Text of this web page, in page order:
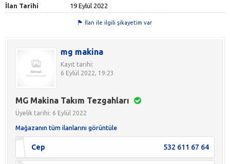
İlan Tarihi
19 Eylül 2022
İlan ile ilgili şikayetim var
mg makina
Kayıt tarihi:
6 Eylül 2022, 19:23
MG Makina Takım Tezgahları
Üyelik tarihi: 6 Eylül 2022
Mağazanın tüm ilanlarını görüntüle
Cep 532 611 67 64